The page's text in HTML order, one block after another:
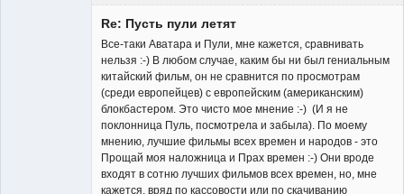
Re: Пусть пули летят
Все-таки Аватара и Пули, мне кажется, сравнивать
нельзя :-) В любом случае, каким бы ни был гениальным
китайский фильм, он не сравнится по просмотрам
(среди европейцев) с европейским (американским)
блокбастером. Это чисто мое мнение :-) (И я не
поклонница Пуль, посмотрела и забыла). По моему
мнению, лучшие фильмы всех времен и народов - это
Прощай моя наложница и Прах времен :-) Они вроде
входят в сотню лучших фильмов всех времен, но, мне
кажется, вряд по кассовости или по скачиванию